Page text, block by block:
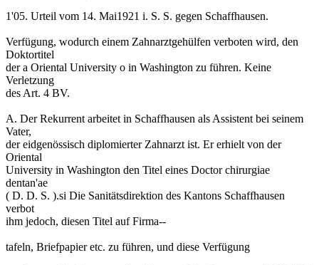
1'05. Urteil vom 14. Mai1921 i. S. S. gegen Schaffhausen.
Verfügung, wodurch einem Zahnarztgehülfen verboten wird, den
Doktortitel
der a Oriental University o in Washington zu führen. Keine
Verletzung
des Art. 4 BV.
A. Der Rekurrent arbeitet in Schaffhausen als Assistent bei seinem
Vater,
der eidgenössisch diplomierter Zahnarzt ist. Er erhielt von der
Oriental
University in Washington den Titel eines Doctor chirurgiae
dentan'ae
( D. D. S. ).si Die Sanitätsdirektion des Kantons Schaffhausen
verbot
ihm jedoch, diesen Titel auf Firma--
tafeln, Briefpapier etc. zu führen, und diese Verfügung